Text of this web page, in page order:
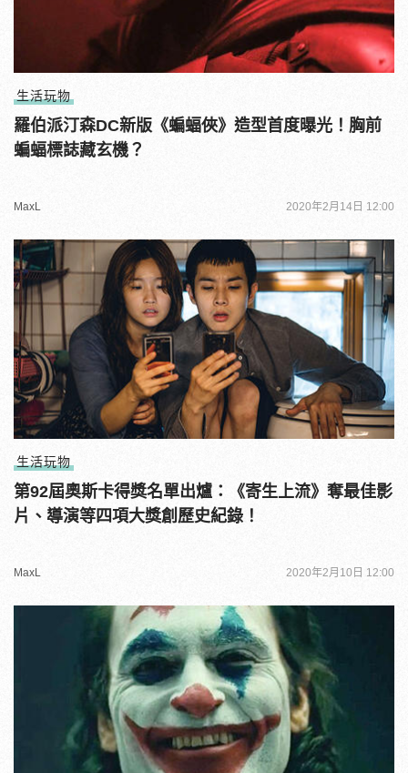
生活玩物
羅伯派汀森DC新版《蝙蝠俠》造型首度曝光！胸前
蝙蝠標誌藏玄機？
MaxL 2020年2月14日 12:00
生活玩物
第92屆奧斯卡得獎名單出爐：《寄生上流》奪最佳影
片、導演等四項大獎創歷史紀錄！
MaxL 2020年2月10日 12:00